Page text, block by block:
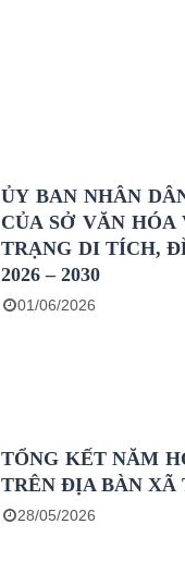
ỦY BAN NHÂN
CỦA SỞ VĂN
TRẠNG DI TÍCH,
2026 – 2030
01/06/2026
TỔNG KẾT NĂM
TRÊN ĐỊA BÀN XÃ
28/05/2026